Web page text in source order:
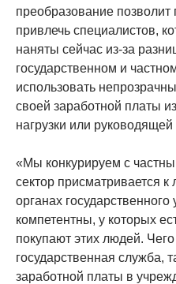
преобразование позволит
привлечь специалистов,
наняты сейчас из-за
государственном и
использовать
своей заработной платы
нагрузки или
«Мы конкурируем с
сектор присматривается
органах
компетентны, у которых
покупают этих людей.
государственная служба,
заработной платы в